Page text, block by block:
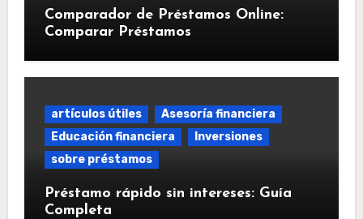
Comparador de Préstamos Online:
Comparar Préstamos
artículos útiles
Asesoría financiera
Educación financiera
Inversiones
sobre préstamos
Préstamo rápido sin intereses: Guía
Completa